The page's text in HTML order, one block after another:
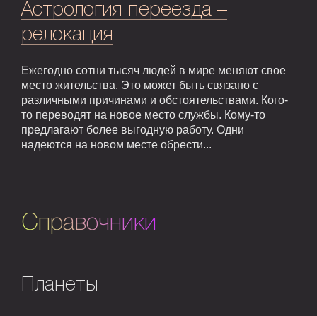
Астрология переезда –
релокация
Ежегодно сотни тысяч людей в мире меняют свое
место жительства. Это может быть связано с
различными причинами и обстоятельствами. Кого-
то переводят на новое место службы. Кому-то
предлагают более выгодную работу. Одни
надеются на новом месте обрести...
Справочники
Планеты